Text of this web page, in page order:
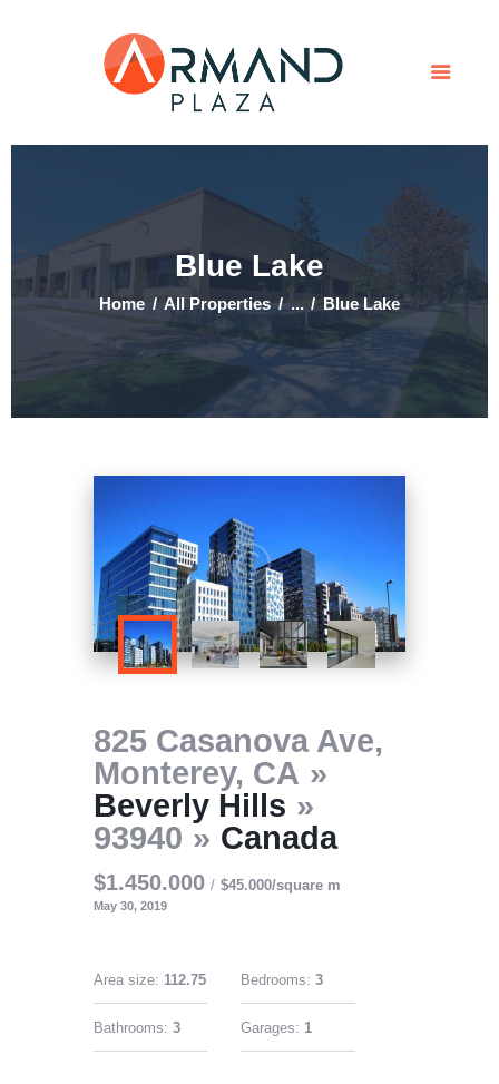
Blue Lake
Home All Properties ... Blue Lake
Home
Tenant Portal
825 Casanova Ave,
Monterey, CA
Beverly Hills
93940
Canada
$1.450.000 $45.000/square m
May 30, 2019
Area size: 112.75 Bedrooms: 3
Bathrooms: 3 Garages: 1